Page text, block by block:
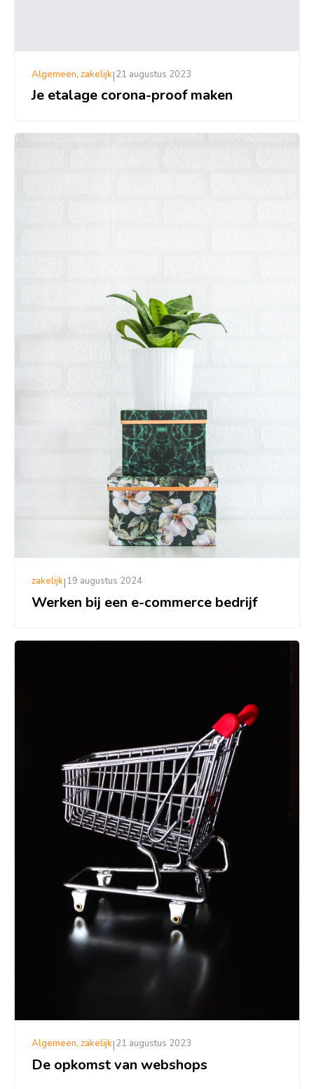
Algemeen, zakelijk|21 augustus 2023
Je etalage corona-proof maken
zakelijk|19 augustus 2024
Werken bij een e-commerce bedrijf
Algemeen, zakelijk|21 augustus 2023
De opkomst van webshops